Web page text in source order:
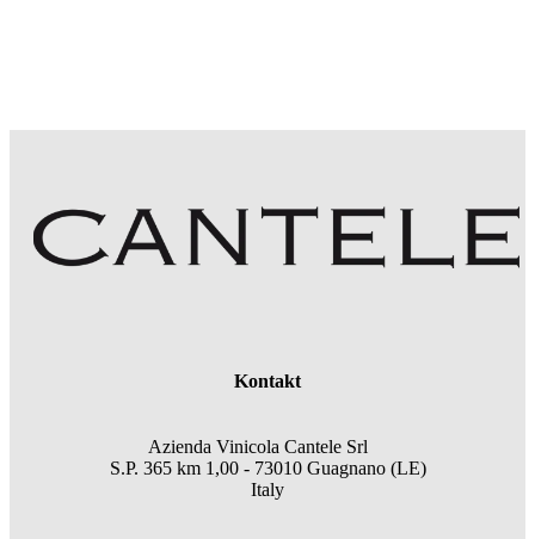
Kontakt
Azienda Vinicola Cantele Srl
S.P. 365 km 1,00 - 73010 Guagnano (LE)
Italy